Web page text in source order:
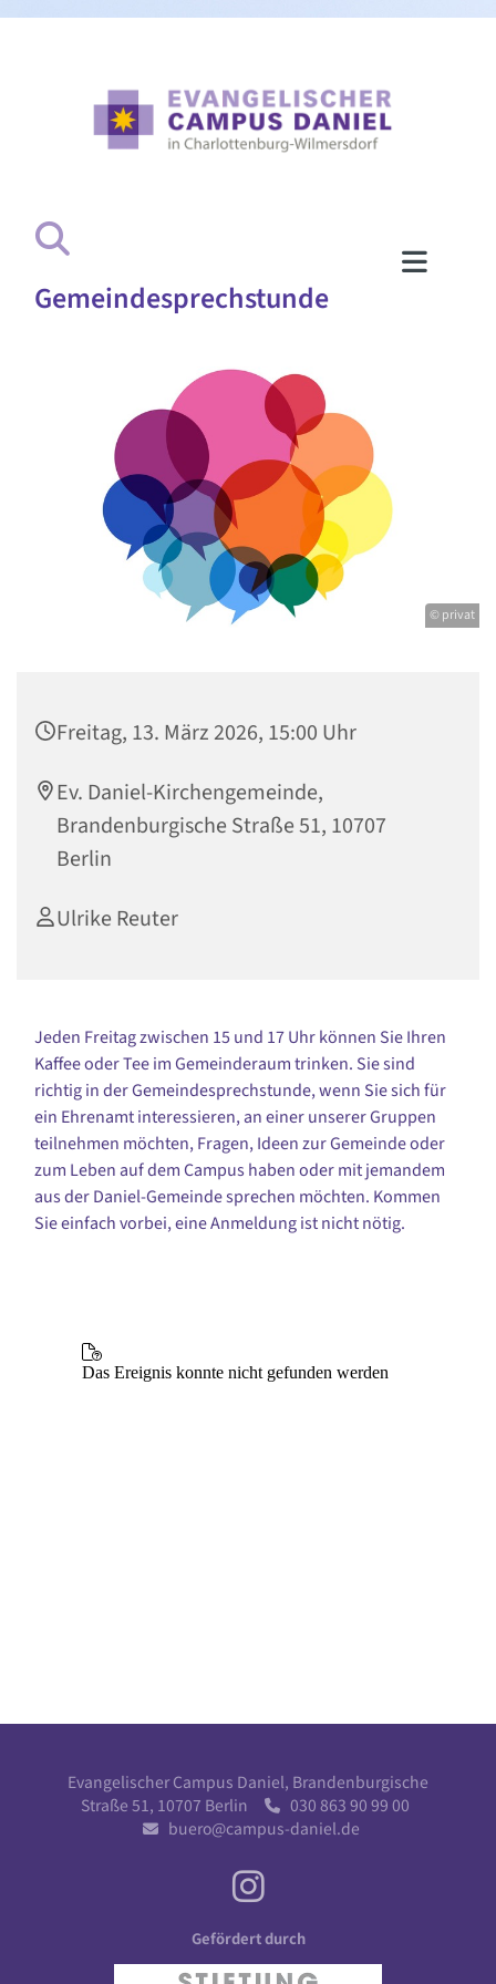
Gemeindesprechstunde
© privat
Freitag, 13. März 2026, 15:00 Uhr
Ev. Daniel-Kirchengemeinde,
Brandenburgische Straße 51, 10707
Berlin
Ulrike Reuter
Jeden Freitag zwischen 15 und 17 Uhr können Sie Ihren
Kaffee oder Tee im Gemeinderaum trinken. Sie sind
richtig in der Gemeindesprechstunde, wenn Sie sich für
ein Ehrenamt interessieren, an einer unserer Gruppen
teilnehmen möchten, Fragen, Ideen zur Gemeinde oder
zum Leben auf dem Campus haben oder mit jemandem
aus der Daniel-Gemeinde sprechen möchten. Kommen
Sie einfach vorbei, eine Anmeldung ist nicht nötig.
Evangelischer Campus Daniel, Brandenburgische
Straße 51, 10707 Berlin
030 863 90 99 00
 buero@campus-daniel.de
Gefördert durch